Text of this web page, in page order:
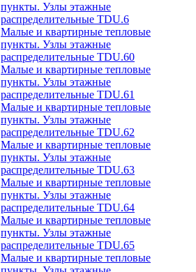
пункты. Узлы этажные
распределительные TDU.6
Малые и квартирные тепловые
пункты. Узлы этажные
распределительные TDU.60
Малые и квартирные тепловые
пункты. Узлы этажные
распределительные TDU.61
Малые и квартирные тепловые
пункты. Узлы этажные
распределительные TDU.62
Малые и квартирные тепловые
пункты. Узлы этажные
распределительные TDU.63
Малые и квартирные тепловые
пункты. Узлы этажные
распределительные TDU.64
Малые и квартирные тепловые
пункты. Узлы этажные
распределительные TDU.65
Малые и квартирные тепловые